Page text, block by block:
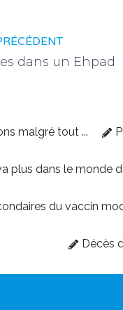
dans un Ehpad
malgré tout ...
plus dans le monde
du vaccin
Décès